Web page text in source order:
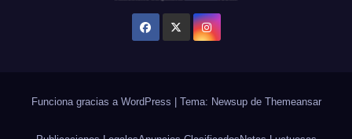
Funciona gracias a WordPress | Tema: Newsup de Themeansar